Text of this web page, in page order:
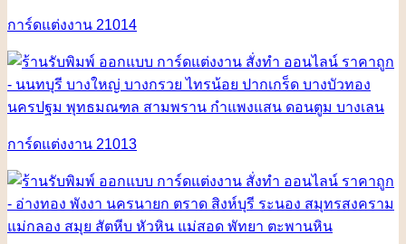
การ์ดแต่งงาน 21014
การ์ดแต่งงาน 21013